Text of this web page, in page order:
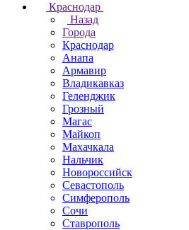
Краснодар
Назад
Города
Краснодар
Анапа
Армавир
Владикавказ
Геленджик
Грозный
Магас
Майкоп
Махачкала
Нальчик
Новороссийск
Севастополь
Симферополь
Сочи
Ставрополь